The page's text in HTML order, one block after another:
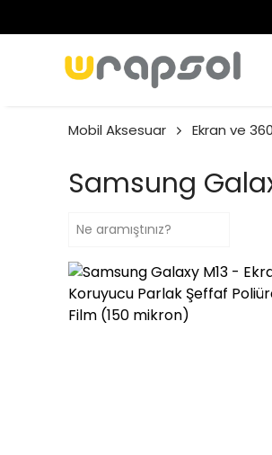
Mobil Aksesuar Ekran ve
Samsung